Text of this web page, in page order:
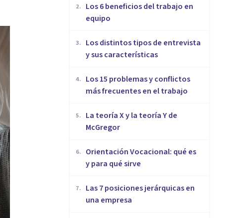
2.
​Los 6 beneficios del trabajo en
equipo
3.
​Los distintos tipos de entrevista
y sus características
4.
​Los 15 problemas y conflictos
más frecuentes en el trabajo
5.
La teoría X y la teoría Y de
McGregor
6.
Orientación Vocacional: qué es
y para qué sirve
7.
Las 7 posiciones jerárquicas en
una empresa